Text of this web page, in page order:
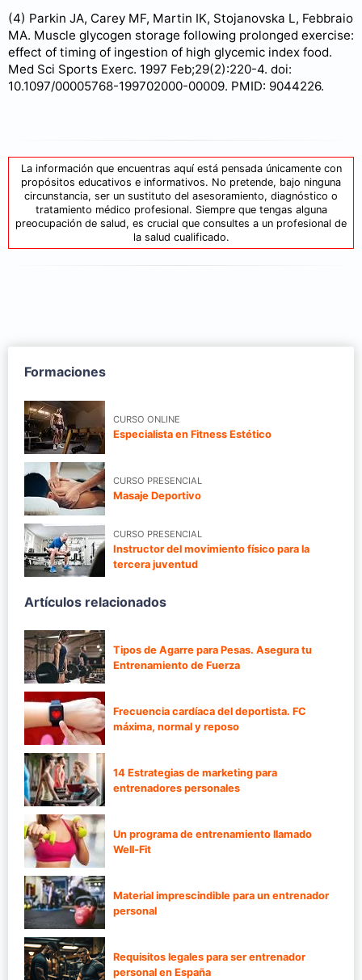
(4) Parkin JA, Carey MF, Martin IK, Stojanovska L, Febbraio
MA. Muscle glycogen storage following prolonged exercise:
effect of timing of ingestion of high glycemic index food.
Med Sci Sports Exerc. 1997 Feb;29(2):220-4. doi:
10.1097/00005768-199702000-00009. PMID: 9044226.
La información que encuentras aquí está pensada únicamente con
propósitos educativos e informativos. No pretende, bajo ninguna
circunstancia, ser un sustituto del asesoramiento, diagnóstico o
tratamiento médico profesional. Siempre que tengas alguna
preocupación de salud, es crucial que consultes a un profesional de
la salud cualificado.
Formaciones
CURSO ONLINE
Especialista en Fitness Estético
CURSO PRESENCIAL
Masaje Deportivo
CURSO PRESENCIAL
Instructor del movimiento físico para la
tercera juventud
Artículos relacionados
Tipos de Agarre para Pesas. Asegura tu
Entrenamiento de Fuerza
Frecuencia cardíaca del deportista. FC
máxima, normal y reposo
14 Estrategias de marketing para
entrenadores personales
Un programa de entrenamiento llamado
Well-Fit
Material imprescindible para un entrenador
personal
Requisitos legales para ser entrenador
personal en España